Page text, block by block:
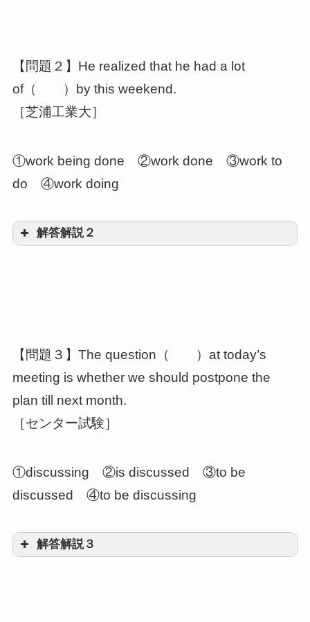
【問題２】He realized that he had a lot
of（ ）by this weekend.
［芝浦工業大］
①work being done ②work done ③work to
do ④work doing
解答解説２
workを修飾する形容詞用法の不定詞
【問題３】The question（ ）at today’s
meeting is whether we should postpone the
plan till next month.
［センター試験］
①discussing ②is discussed ③to be
discussed ④to be discussing
解答解説３